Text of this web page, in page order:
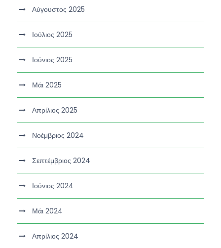
Αύγουστος 2025
Ιούλιος 2025
Ιούνιος 2025
Μάι 2025
Απρίλιος 2025
Νοέμβριος 2024
Σεπτέμβριος 2024
Ιούνιος 2024
Μάι 2024
Απρίλιος 2024